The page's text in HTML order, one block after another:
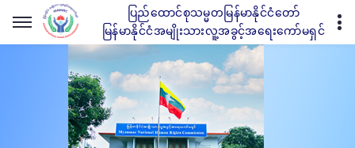
ပြည်ထောင်စုသမ္မတမြန်မာနိုင်ငံတော်
မြန်မာနိုင်ငံအမျိုးသားလူ့အခွင့်အရေးကော်မရှင်